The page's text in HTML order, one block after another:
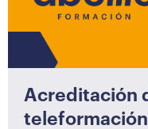
Acreditación